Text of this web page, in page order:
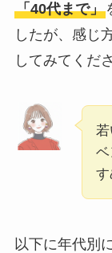
「40代まで」
したが、感じ
してみてくだ
す
以下に年代別